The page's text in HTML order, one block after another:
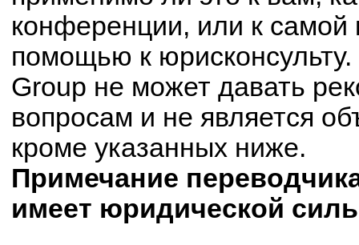
конференции, или к самой
помощью к
Group не может давать
вопросам и не является
кроме указанных ниже.
Примечание
имеет юридической